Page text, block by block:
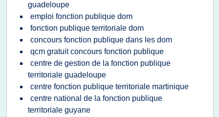
guadeloupe
emploi fonction publique dom
fonction publique territoriale dom
concours fonction publique dans les dom
qcm gratuit concours fonction publique
centre de gestion de la fonction publique
territoriale guadeloupe
centre fonction publique territoriale martinique
centre national de la fonction publique
territoriale guyane